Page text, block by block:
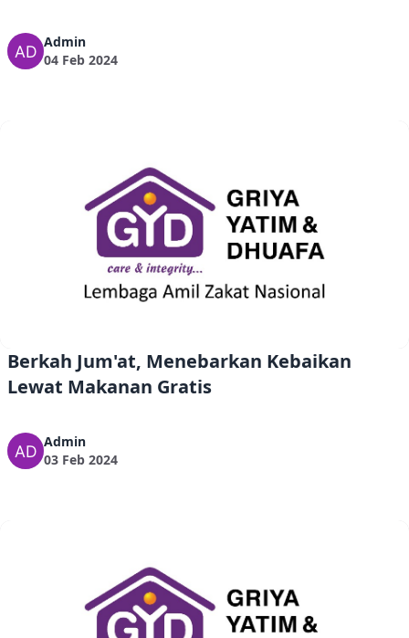
Admin
04 Feb 2024
Berkah Jum'at, Menebarkan Kebaikan
Lewat Makanan Gratis
Admin
03 Feb 2024